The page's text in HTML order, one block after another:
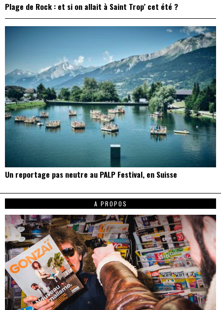
Plage de Rock : et si on allait à Saint Trop’ cet été ?
Un reportage pas neutre au PALP Festival, en Suisse
A PROPOS